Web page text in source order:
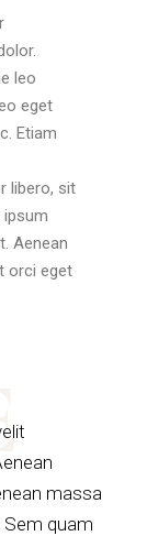
leo
eget
Etiam
libero, sit
ipsum
Aenean
orci eget
massa
quam